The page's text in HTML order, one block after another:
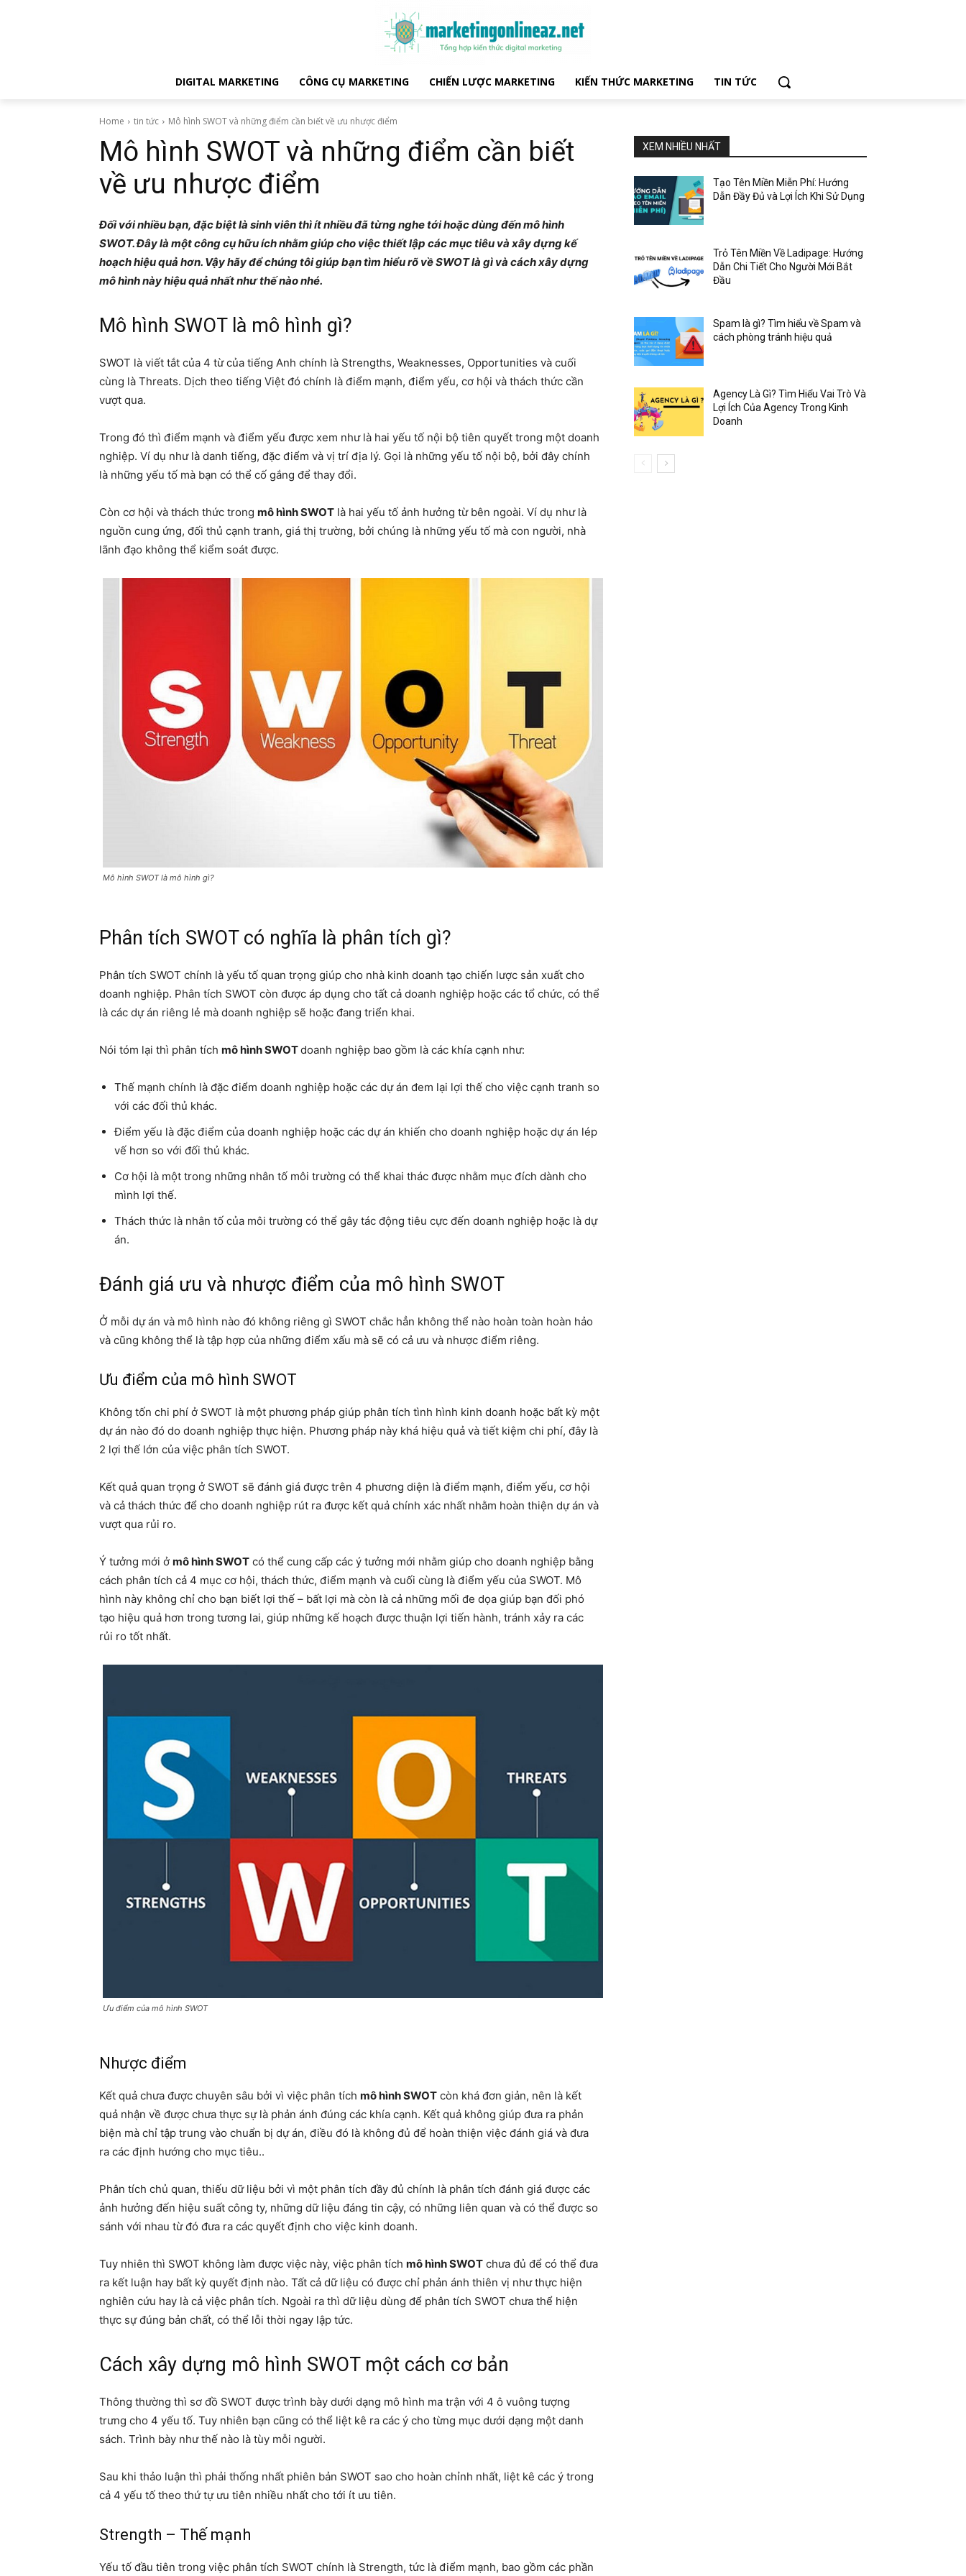
DIGITAL MARKETING CÔNG CỤ MARKETING CHIẾN LƯỢC MARKETING KIẾN THỨC MARKETING TIN TỨC
Home tin tức Mô hình SWOT và những điểm cần biết về ưu nhược điểm
Mô hình SWOT và những điểm cần biết
về ưu nhược điểm
Đối với nhiều bạn, đặc biệt là sinh viên thì ít nhiều đã từng nghe tới hoặc dùng đến mô hình
SWOT. Đây là một công cụ hữu ích nhằm giúp cho việc thiết lập các mục tiêu và xây dựng kế
hoạch hiệu quả hơn. Vậy hãy để chúng tôi giúp bạn tìm hiểu rõ về SWOT là gì và cách xây dựng
mô hình này hiệu quả nhất như thế nào nhé.
Mô hình SWOT là mô hình gì?
SWOT là viết tắt của 4 từ của tiếng Anh chính là Strengths, Weaknesses, Opportunities và cuối
cùng là Threats. Dịch theo tiếng Việt đó chính là điểm mạnh, điểm yếu, cơ hội và thách thức cần
vượt qua.
Trong đó thì điểm mạnh và điểm yếu được xem như là hai yếu tố nội bộ tiên quyết trong một doanh
nghiệp. Ví dụ như là danh tiếng, đặc điểm và vị trí địa lý. Gọi là những yếu tố nội bộ, bởi đây chính
là những yếu tố mà bạn có thể cố gắng để thay đổi.
Còn cơ hội và thách thức trong mô hình SWOT là hai yếu tố ảnh hưởng từ bên ngoài. Ví dụ như là
nguồn cung ứng, đối thủ cạnh tranh, giá thị trường, bởi chúng là những yếu tố mà con người, nhà
lãnh đạo không thể kiểm soát được.
Mô hình SWOT là mô hình gì?
Phân tích SWOT có nghĩa là phân tích gì?
Phân tích SWOT chính là yếu tố quan trọng giúp cho nhà kinh doanh tạo chiến lược sản xuất cho
doanh nghiệp. Phân tích SWOT còn được áp dụng cho tất cả doanh nghiệp hoặc các tổ chức, có thể
là các dự án riêng lẻ mà doanh nghiệp sẽ hoặc đang triển khai.
Nói tóm lại thì phân tích mô hình SWOTdoanh nghiệp bao gồm là các khía cạnh như:
Thế mạnh chính là đặc điểm doanh nghiệp hoặc các dự án đem lại lợi thế cho việc cạnh tranh so
với các đối thủ khác.
Điểm yếu là đặc điểm của doanh nghiệp hoặc các dự án khiến cho doanh nghiệp hoặc dự án lép
vế hơn so với đối thủ khác.
Cơ hội là một trong những nhân tố môi trường có thể khai thác được nhằm mục đích dành cho
mình lợi thế.
Thách thức là nhân tố của môi trường có thể gây tác động tiêu cực đến doanh nghiệp hoặc là dự
án.
Đánh giá ưu và nhược điểm của mô hình SWOT
Ở mỗi dự án và mô hình nào đó không riêng gì SWOT chắc hẳn không thể nào hoàn toàn hoàn hảo
và cũng không thể là tập hợp của những điểm xấu mà sẽ có cả ưu và nhược điểm riêng.
Ưu điểm của mô hình SWOT
Không tốn chi phí ở SWOT là một phương pháp giúp phân tích tình hình kinh doanh hoặc bất kỳ một
dự án nào đó do doanh nghiệp thực hiện. Phương pháp này khá hiệu quả và tiết kiệm chi phí, đây là
2 lợi thế lớn của việc phân tích SWOT.
Kết quả quan trọng ở SWOT sẽ đánh giá được trên 4 phương diện là điểm mạnh, điểm yếu, cơ hội
và cả thách thức để cho doanh nghiệp rút ra được kết quả chính xác nhất nhằm hoàn thiện dự án và
vượt qua rủi ro.
Ý tưởng mới ở mô hình SWOT có thể cung cấp các ý tưởng mới nhằm giúp cho doanh nghiệp bằng
cách phân tích cả 4 mục cơ hội, thách thức, điểm mạnh và cuối cùng là điểm yếu của SWOT. Mô
hình này không chỉ cho bạn biết lợi thế – bất lợi mà còn là cả những mối đe dọa giúp bạn đối phó
tạo hiệu quả hơn trong tương lai, giúp những kế hoạch được thuận lợi tiến hành, tránh xảy ra các
rủi ro tốt nhất.
Ưu điểm của mô hình SWOT
Nhược điểm
Kết quả chưa được chuyên sâu bởi vì việc phân tích mô hình SWOT còn khá đơn giản, nên là kết
quả nhận về được chưa thực sự là phản ánh đúng các khía cạnh. Kết quả không giúp đưa ra phản
biện mà chỉ tập trung vào chuẩn bị dự án, điều đó là không đủ để hoàn thiện việc đánh giá và đưa
ra các định hướng cho mục tiêu..
Phân tích chủ quan, thiếu dữ liệu bởi vì một phân tích đầy đủ chính là phân tích đánh giá được các
ảnh hưởng đến hiệu suất công ty, những dữ liệu đáng tin cậy, có những liên quan và có thể được so
sánh với nhau từ đó đưa ra các quyết định cho việc kinh doanh.
Tuy nhiên thì SWOT không làm được việc này, việc phân tích mô hình SWOT chưa đủ để có thể đưa
ra kết luận hay bất kỳ quyết định nào. Tất cả dữ liệu có được chỉ phản ánh thiên vị như thực hiện
nghiên cứu hay là cả việc phân tích. Ngoài ra thì dữ liệu dùng để phân tích SWOT chưa thể hiện
thực sự đúng bản chất, có thể lỗi thời ngay lập tức.
Cách xây dựng mô hình SWOT một cách cơ bản
Thông thường thì sơ đồ SWOT được trình bày dưới dạng mô hình ma trận với 4 ô vuông tượng
trưng cho 4 yếu tố. Tuy nhiên bạn cũng có thể liệt kê ra các ý cho từng mục dưới dạng một danh
sách. Trình bày như thế nào là tùy mỗi người.
Sau khi thảo luận thì phải thống nhất phiên bản SWOT sao cho hoàn chỉnh nhất, liệt kê các ý trong
cả 4 yếu tố theo thứ tự ưu tiên nhiều nhất cho tới ít ưu tiên.
Strength – Thế mạnh
Yếu tố đầu tiên trong việc phân tích SWOT chính là Strength, tức là điểm mạnh, bao gồm các phần
XEM NHIỀU NHẤT
Tạo Tên Miền Miễn Phí: Hướng
Dẫn Đầy Đủ và Lợi Ích Khi Sử Dụng
Trỏ Tên Miền Về Ladipage: Hướng
Dẫn Chi Tiết Cho Người Mới Bắt
Đầu
Spam là gì? Tìm hiểu về Spam và
cách phòng tránh hiệu quả
Agency Là Gì? Tìm Hiểu Vai Trò Và
Lợi Ích Của Agency Trong Kinh
Doanh